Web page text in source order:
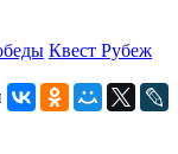
Квест Рубеж